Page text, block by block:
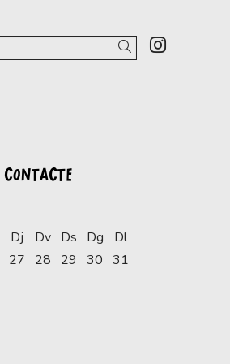
Link a
Cercar
CONTACTE
Dj
27
Dv
28
Ds
29
Dg
30
Dl
31